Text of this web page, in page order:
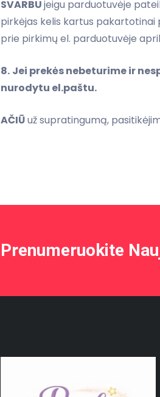
SVARBUjeigu parduotuvėje
pirkėjas kelis kartus pakartotinai
prie pirkimų el. parduotuvėje
8. Jei prekės nebeturime ir
nurodytu el.paštu.
AČIŪuž supratingumą,
Prenumeruokite